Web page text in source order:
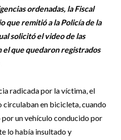
ordenadas, la Fiscal
que remitió a la Policía de la
solicitó el video de las
el que quedaron registrados
radicada por la víctima, el
circulaban en bicicleta, cuando
un vehículo conducido por
lo había insultado y